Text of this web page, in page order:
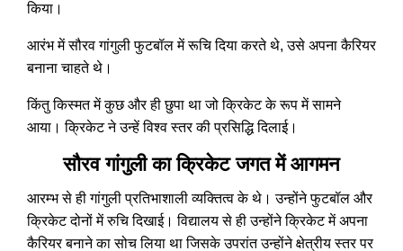
किया।
आरंभ में सौरव गांगुली फुटबॉल में रूचि दिया करते थे, उसे अपना कैरियर
बनाना चाहते थे।
किंतु किस्मत में कुछ और ही छुपा था जो क्रिकेट के रूप में सामने
आया। क्रिकेट ने उन्हें विश्व स्तर की प्रसिद्धि दिलाई।
सौरव गांगुली का क्रिकेट जगत में आगमन
आरम्भ से ही गांगुली प्रतिभाशाली व्यक्तित्व के थे। उन्होंने फुटबॉल और
क्रिकेट दोनों में रुचि दिखाई। विद्यालय से ही उन्होंने क्रिकेट में अपना
कैरियर बनाने का सोच लिया था जिसके उपरांत उन्होंने क्षेत्रीय स्तर पर